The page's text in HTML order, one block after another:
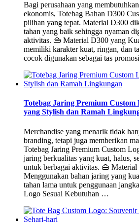
Bagi perusahaan yang
ekonomis, Totebag Bahan D300
pilihan yang tepat. Material D300
tahan yang baik sehingga nyaman
aktivitas. 👜 Material D300 yang
memiliki karakter kuat, ringan, dan
cocok digunakan sebagai tas
Totebag Jaring Premium Custom
yang Stylish dan Ramah
Merchandise yang menarik tidak
branding, tetapi juga memberikan
Totebag Jaring Premium Custom
jaring berkualitas yang kuat, halus,
untuk berbagai aktivitas. 👜 Material
Menggunakan bahan jaring yang
tahan lama untuk penggunaan
Logo Sesuai Kebutuhan …